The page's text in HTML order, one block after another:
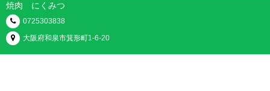
焼肉 にくみつ
0725303838
大阪府和泉市箕形町1-6-20